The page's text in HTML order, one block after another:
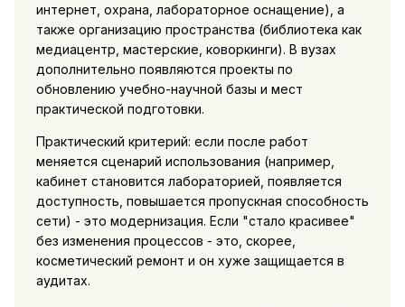
интернет, охрана, лабораторное оснащение), а
также организацию пространства (библиотека как
медиацентр, мастерские, коворкинги). В вузах
дополнительно появляются проекты по
обновлению учебно-научной базы и мест
практической подготовки.
Практический критерий: если после работ
меняется сценарий использования (например,
кабинет становится лабораторией, появляется
доступность, повышается пропускная способность
сети) - это модернизация. Если "стало красивее"
без изменения процессов - это, скорее,
косметический ремонт и он хуже защищается в
аудитах.